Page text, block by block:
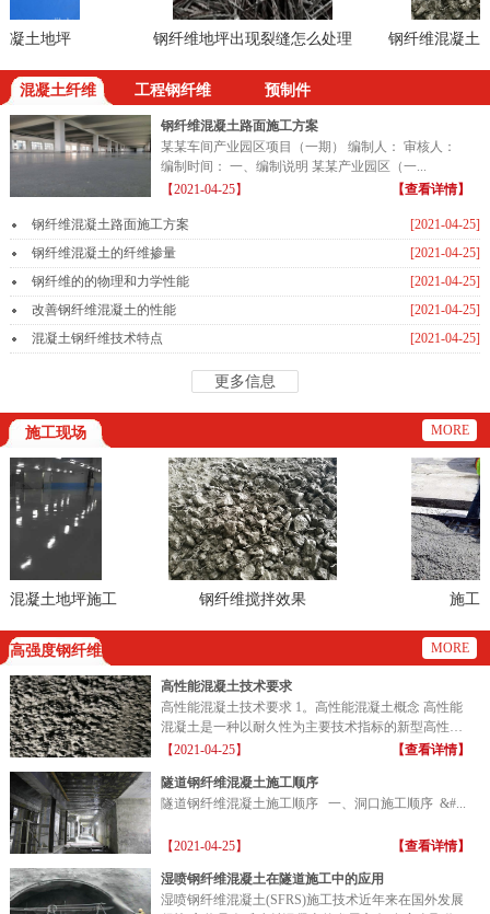
土地坪 钢纤维地坪出现裂缝怎么处理 钢纤维混凝土耐
混凝土纤维 工程钢纤维 预制件
钢纤维混凝土路面施工方案
某某车间产业园区项目（一期） 编制人： 审核人：
编制时间： 一、编制说明 某某产业园区（一...
【2021-04-25】
【查看详情】
[2021-04-25]
钢纤维混凝土路面施工方案
[2021-04-25]
钢纤维混凝土的纤维掺量
[2021-04-25]
钢纤维的的物理和力学性能
[2021-04-25]
改善钢纤维混凝土的性能
[2021-04-25]
混凝土钢纤维技术特点
更多信息
施工现场 MORE
凝土地坪施工
钢纤维搅拌效果 施工现
高强度钢纤维 MORE
高性能混凝土技术要求
高性能混凝土技术要求 1。高性能混凝土概念 高性能
混凝土是一种以耐久性为主要技术指标的新型高性能
混凝土...
【2021-04-25】 【查看详情】
隧道钢纤维混凝土施工顺序
隧道钢纤维混凝土施工顺序 一、洞口施工顺序 &#...
【2021-04-25】 【查看详情】
湿喷钢纤维混凝土在隧道施工中的应用
湿喷钢纤维混凝土(SFRS)施工技术近年来在国外发展